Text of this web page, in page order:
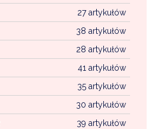
27 artykułów
38 artykułów
28 artykułów
41 artykułów
35 artykułów
30 artykułów
39 artykułów